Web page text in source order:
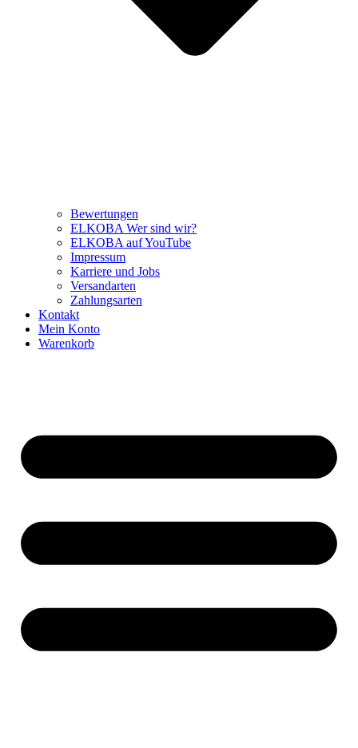
Bewertungen
ELKOBA Wer sind wir?
ELKOBA auf YouTube
Impressum
Karriere und Jobs
Versandarten
Zahlungsarten
Kontakt
Mein Konto
Warenkorb